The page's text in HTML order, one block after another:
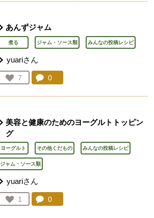
あんずジャム
煮る ジャム・ソース類 みんなの投稿レシピ
yuariさん
お気に入り登録：
7
人が登録
コメント：
0
美容と健康のためのヨーグルトトッピン
グ
ヨーグルト その他くだもの みんなの投稿レシピ
ジャム・ソース類
yuariさん
お気に入り登録：
1
人が登録
コメント：
0